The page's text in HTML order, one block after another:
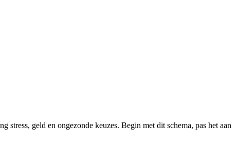
geld en ongezonde keuzes. Begin met dit schema, pas het aan